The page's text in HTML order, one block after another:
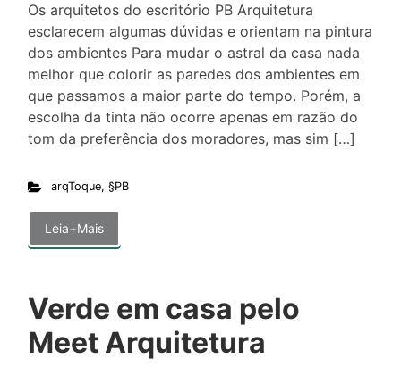
Os arquitetos do escritório PB Arquitetura
esclarecem algumas dúvidas e orientam na pintura
dos ambientes Para mudar o astral da casa nada
melhor que colorir as paredes dos ambientes em
que passamos a maior parte do tempo. Porém, a
escolha da tinta não ocorre apenas em razão do
tom da preferência dos moradores, mas sim […]
arqToque, §PB
Leia+Mais
Verde em casa pelo
Meet Arquitetura